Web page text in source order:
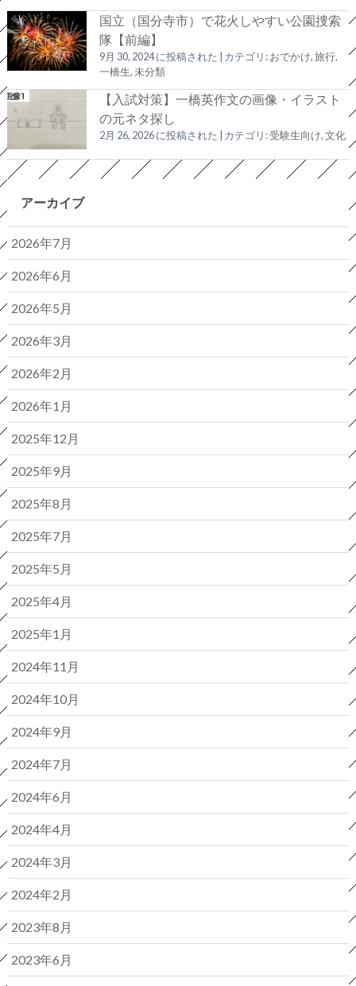
国立（国分寺市）で花火しやすい公園捜索
隊【前編】
9月 30, 2024 に投稿された | カテゴリ:おでかけ, 旅行,
一橋生, 未分類
【入試対策】一橋英作文の画像・イラスト
の元ネタ探し
2月 26, 2026 に投稿された | カテゴリ:受験生向け,文化
アーカイブ
2026年7月
2026年6月
2026年5月
2026年3月
2026年2月
2026年1月
2025年12月
2025年9月
2025年8月
2025年7月
2025年5月
2025年4月
2025年1月
2024年11月
2024年10月
2024年9月
2024年7月
2024年6月
2024年4月
2024年3月
2024年2月
2023年8月
2023年6月